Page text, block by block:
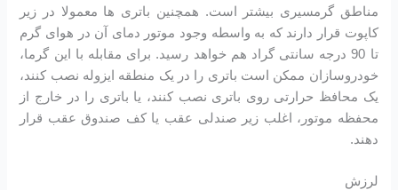
مناطق گرمسیری بیشتر است. همچنین باتری ها معمولا در زیر
کاپوت قرار دارند که به واسطه وجود موتور دمای آن در هوای گرم
تا 90 درجه سانتی گراد هم خواهد رسید. برای مقابله با این گرما،
خودروسازان ممکن است باتری را در یک منطقه ایزوله نصب کنند،
یک محافظ حرارتی روی باتری نصب کنند، یا باتری را در خارج از
محفظه موتور، اغلب زیر صندلی عقب یا کف صندوق عقب قرار
دهند.
لرزش